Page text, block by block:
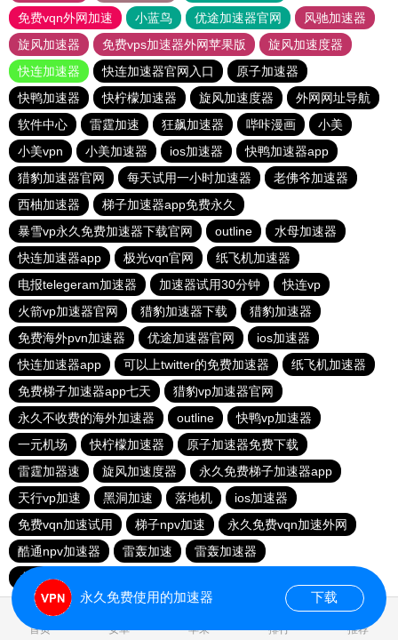
免费vqn外网加速
小蓝鸟 优途加速器官网
风驰加速器
旋风加速器
免费vps加速器外网苹果版
旋风加速度器
快连加速器
快连加速器官网入口
原子加速器
快鸭加速器
快柠檬加速器 旋风加速度器
外网网址导航
软件中心
雷霆加速 狂飙加速器 哔咔漫画
小美
小美vpn
小美加速器 ios加速器
快鸭加速器app
猎豹加速器官网
每天试用一小时加速器
老佛爷加速器
西柚加速器
梯子加速器app免费永久
暴雪vp永久免费加速器下载官网
outline
水母加速器
快连加速器app
极光vqn官网
纸飞机加速器
电报telegeram加速器
加速器试用30分钟
快连vp
火箭vp加速器官网
猎豹加速器下载
猎豹加速器
免费海外pvn加速器
优途加速器官网
ios加速器
快连加速器app
可以上twitter的免费加速器
纸飞机加速器
免费梯子加速器app七天
猎豹vp加速器官网
永久不收费的海外加速器
outline
快鸭vp加速器
一元机场
快柠檬加速器
原子加速器免费下载
雷霆加器速
旋风加速度器
永久免费梯子加速器app
天行vp加速
黑洞加速 落地机
ios加速器
免费vqn加速试用
梯子npv加速
永久免费vqn加速外网
酷通npv加速器
雷轰加速
雷轰加速器
小猫咪ciash加速器
首页 安卓 苹果 排行 推荐
永久免费使用的加速器 下载
0.041254s